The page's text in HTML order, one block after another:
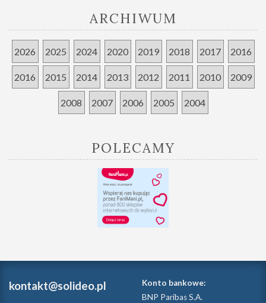
ARCHIWUM
2026 2025 2024 2020 2019 2018 2017 2016
2016 2015 2014 2013 2012 2011 2010 2009
2008 2007 2006 2005 2004
POLECAMY
kontakt@solideo.pl
Konto bankowe:
BNP Paribas S.A.